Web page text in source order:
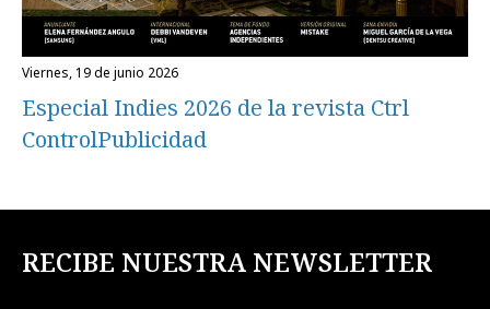
viernes, 19 de junio 2026
Especial Indies 2026 de la revista Ctrl
ControlPublicidad
RECIBE NUESTRA NEWSLETTER